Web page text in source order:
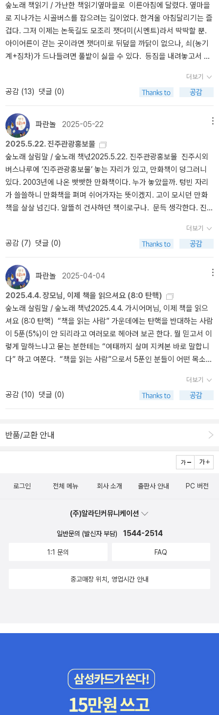
지 보여주는 이야기입니다. 마음을 기울여서 마주하는 여러 사람이
저마다 어떻게 든든히 다리로 서서 즐겁게 손으로 빚고 엮고 가꾸고
짓는지 밝히는 알맹이입니다. ‘한달벌이’란 뭘까요? ‘한해벌이’란 무
엇이지요? 우리는 무엇을 하려고 돈을 벌거나 ‘돈벌자리’를 찾아야 하
는가요? 이 나라는 총칼(전쟁무기·군수산업·자주국방)에 돈을 얼마나
쏟아붓는지요? 이 나라는 갖은 나루터(공항·항구·터미널)에 돈을 얼
까지 ‘서울이 하는 대로’ 따라가고, ‘서울에 있는 대로’ 흉내를 내요. 그
치거나 가꾸는 길은 좀처럼 안 따라가고 안 배우더군요. 이를테면, 이
제 서울 곳곳에서는 ‘빛먼지(빛공해)’라 여겨서 밤에 길불을 줄이는
데, 오히려 시골에서는 길불을 늘립니다. 서울에서는 아이들이 먹는
모둠밥(급식)을 ‘농약 없는 낟알과 푸성귀’로 바꾸어 가는데, 정작 시
골에서는 ‘드론으로 농약 듬뿍 뿌리기’에 나랏돈을 어마어마하게 퍼붓
습니다. 《행복은 먹고자고 기다리고》는 닷걸음을 지나서 엿걸음 이
야기를 앞둡니다. 유난히 몸이 여리고 쉽게 앓는 아가씨가 맞닥뜨릴
고단한 삶길이지만, 고삭부리 아가씨를 둘러싼 마을사람과 일터사람
이 한마음으로 조금씩 짐을 나눕니다. 저마다 짊을 수 있을 만큼 기쁘
게 나눠받아요. 그리고 고삭부리 아가씨가 몸소 하려는 일을 가만히
제성장)을 바라볼 적에는 고삭부리 아가씨나 ‘고삭부리 아가씨 둘레
에서 일손을 거드는 사람’은 이바지를 못 하겠지요. 이와 달리, 돈이
아닌 ‘살림’을 헤아릴 적에는 나란히 서거나 어깨동무를 하면서 모든
하루를 즐거운 어울림마당으로 누리고 나눌 만합니다. 우리나라는 2
025년 6월에 나라지기를 새로 뽑습니다만, 이날은 잔칫날이 아닌 싸
움날 같습니다. 누가 나라지기로 뽑히든 반기고 기뻐하고 손뼉을 치
면서 ‘높낮이 없는’ 틀을 세우도록 목소리를 내야 하지 않을까요? 누
가 뽑히거나 안 뽑히면 ‘일거리가 사라지거나 늘어난다’고 여기면서,
꼭 누가 뽑혀야 한다고 여기거나 누가 뽑히면 안 된다고 몰아세우면,
누구를 나라지기로 뽑더라도 끝없이 싸움판에 미움판에 불바다일 수
밖에 없습니다. 우리가 바라볼 곳은 ‘누구를 세우느냐’일 수 없습니
다. 이러고서 스무살과 서른살은 조금 뒷자리에 서고, 마흔살과 쉰살
라가 새길을 여는 슬기로운 숨빛을 이야기하고 나누고 펴면서 어울려
야 할 노릇이지 싶습니다. 보금자리를 보셔요. 엄마 뜻대로만 이끌든
아빠 뜻대로만 이끌든, 어느 한 사람 목소리대로 이끌면 다 괴롭습니
자독식)’를 걷어치우고서, “내가 나라지기로 뽑히더라도, 벼슬자리
(장관·기관장)는 서로 고르게 나누어서 일을 잘할 만한 사람으로 함께
니다.ㅍㄹㄴ‘드디어 손에 넣은 24시간을 날 위해 쓸 수 있는 기쁨.’ (2
런 말을 해도 앞으로 계속 만나고 싶은 사람과 그렇지 않은 사람이 있
(72쪽)“게다가! 돈을 위해 무리하게 일했다가 몸이 망가져서 치료비
수제비 같잖아.” (114쪽)“이렇게 타인의 컨디션을 배려하면서 요리하
는 거 좋네요. 저는 이제 누군가와 함께 사는 건 상상조차 안 돼서, 금
방 몸에 탈이 나니까, 맨날 저 말고 다른 사람을 생각할 여유가 없거든
요.” (141쪽)“아마 세상에서 제일 맛있는 건, 평소에 먹는 평범한 음
하는 대로인 나”를 못 받아들이는 터라 “못하는 대로인 너”를 못 받아
들인단다. 게다가 “잘하는 나”를 자꾸 쳐다보면 “잘하는 너(남)”를 미
워하거나 싫어해. “함께 잘하는 길”을 외려 안 바란단다. “혼자 잘하
는 길”을 가고픈 나머지, “잘하는 너(둘레·모두)”를 내치거나 물리치
거나 내쫓기까지 하지. 너는 언제나 ‘나(너)’를 바라보고 받아들일 노
아닌 ‘하다’를 봐야지. 무엇을 하고, 왜 하고, 언제 하고, 어떻게 하고,
누구랑 하는 길인지 하나씩 짚으면 돼. 온누리 모든 풀꽃나무를 보겠
니? 2월꽃은 4월이나 6월에 못 펴. 7월꽃은 5월은커녕 3월에 못 피
지. 모든 풀과 꽃과 나무는 “못 피는 철”을 제대로 알면서 ‘필’ 철만 본
단다. 2026.1.24.흙.ㅍㄹㄴ글 : 숲노래·파란놀(최종규). 낱말책을 쓴
다. 《새로 쓰는 말밑 꾸러미 사전》, 《미래세대를 위한 우리말과 문해
력》, 《들꽃내음 따라 걷다가 작은책집을 보았습니다》, 《우리말꽃》,
《쉬운 말이 평화》, 《곁말》, 《책숲마실》, 《우리말 수수께끼 동시》,
《시골에서 살림 짓는 즐거움》, 《이오덕 마음 읽기》을 썼다. blog.nav
er.com/hbooklove
숲노래 책읽기 / 가난한 책읽기옆마을로 이른아침에 달렸다. 옆마을
로 지나가는 시골버스를 잡으려는 길이었다. 한겨울 아침달리기는 즐
겁다. 그저 이제는 논둑길도 모조리 잿더미(시멘트)라서 딱딱할 뿐.
아이어른이 걷는 곳이라면 잿더미로 뒤덮을 까닭이 없으나, 쇠(농기
계+짐차)가 드나들려면 풀밭이 싫을 수 있다. 등짐을 내려놓고서 숨
래를 천천히 옮겨쓴다. 하루에 한두 가지씩 누구나 노래를 쓰고서 읊
고 나눌 수 있으면, 파란별에 늘 파란바람이 싱그러우리라 본다. 놀며
노래하면 된다. 허울(문학+창작+예술)을 벗으면 누구나 노래님이요
노래꽃이다. 허울을 쓰니까 시인에 작가에 예술가이다. 서울로 가는
시외버스는 08:30에 고흥읍에서 움직인다. 나는 시외버스를 코앞에
둘 때까지 09:10으로 잘못 보았다. 09:10은 부산 가는 시외버스인데,
자칫 서울버스를 놓칠 뻔한다. 오늘은 ‘느긋’이 아니라 ‘느림보’였네.
그래도 08:27에 멀쩡하게 잘 탄다. 깡똥소매 한 벌을 챙기려다가 말
았다. 속에 받친 깡똥소매옷은 나달나달하다. 겉에 걸친 긴소매를 벗
어야 할 수 있는데, 아무래도 챙겨야 했지 싶다. 겨울볕이 한창인 낮에
걸을 테고, 겨울은 탈거리(버스+전철)가 모두 후끈할 텐데. 속으로 끙
절(4시간)이 참으로 휙 지나가는구나. 오늘은 맨발이니까 발바닥으
로 길바닥을 차분히 느끼면서 다니자. 느림보 걸음새가 아닌, 느긋이
걸어다니는 하루라면 땀도 덜 나고 덜 더울 마실길일 테지. 걸으면 시
원하고, 버스를 타면 덥다. 버스에서 내려 걷고서 전철을 타자니 또 덥
다. 다시 밖으로 나와서 걸으니 상큼하다. 겨울은 좀 추워서 오들오들
떨어야 하지 않을까. 서울은 겨울에 너무 덥다. 서울은 여름에 너무 추
웠는데. 2025.12.29.ㅍㄹㄴ글 : 숲노래·파란놀(최종규). 낱말책을 쓴
다. 《풀꽃나무 들숲노래 동시 따라쓰기》, 《새로 쓰는 말밑 꾸러미 사
전》, 《미래세대를 위한 우리말과 문해력》, 《들꽃내음 따라 걷다가 작
은책집을 보았습니다》, 《우리말꽃》, 《쉬운 말이 평화》, 《곁말》, 《책
숲마실》, 《우리말 수수께끼 동시》, 《시골에서 살림 짓는 즐거움》,
더보기
공감 (13) 댓글 (0)
파란놀 2025-05-22
2025.5.22. 진주관광홍보물
숲노래 살림말 / 숲노래 책넋2025.5.22. 진주관광홍보물 진주시외
버스나루에 ‘진주관광홍보물’ 놓는 자리가 있고, 만화책이 덩그러니
있다. 2003년에 나온 빳빳한 만화책이다. 누가 놓았을까. 텅빈 자리
가 쓸쓸하니 만화책을 펴며 쉬어가자는 뜻이겠지. 고이 모시던 만화
책을 살살 넘긴다. 알뜰히 건사하던 책이로구나. 문득 생각한다. 진주
길책을 날마다 두 자락씩 사서 이 칸에 놓는다면 참 멋스러우리라 본
다. 오며가며 읽고, 미처 못 읽으면 그냥 버스와 함께 길을 떠나고, 다
읽은 책은 버스마다 있는 그물주머니에 담고. 손길책이 시외버스를
따라서 돌고돈다면, 어느 날 다시 진주로 올 테지. 또는 어느 책을 고
이 품고 싶은 책벌레 곁으로 깃들 수 있다. 헌책집이 있는 모든 고장에
서 이렇게 날마다 두 자락씩 손길책을 놓으면서 여러 사람하고 긴긴
마실길을 떠나 보라고 슬쩍 마음 한 자락 써 볼 수 있기를.ㅍㄹㄴ글 :
숲노래·파란놀(최종규). 낱말책을 쓴다. 《새로 쓰는 말밑 꾸러미 사
전》, 《미래세대를 위한 우리말과 문해력》, 《들꽃내음 따라 걷다가 작
은책집을 보았습니다》, 《우리말꽃》, 《쉬운 말이 평화》, 《곁말》, 《책
숲마실》, 《우리말 수수께끼 동시》, 《시골에서 살림 짓는 즐거움》,
더보기
공감 (7) 댓글 (0)
파란놀 2025-04-04
2025.4.4. 장모님, 이제 책을 읽으셔요 (8:0 탄핵)
숲노래 살림말 / 숲노래 책넋2025.4.4. 가시어머님, 이제 책을 읽으
셔요 (8:0 탄핵) “책을 읽는 사람” 가운데에는 탄핵을 반대하는 사람
이 5푼(5%)이 안 되리라고 여러모로 헤아려 보곤 한다. 뭘 믿고서 이
렇게 말하느냐고 묻는 분한테는 “여태까지 살며 지켜본 바로 말합니
다” 하고 여쭌다. “책을 읽는 사람”으로서 5푼인 분들이 어떤 목소리
읽는 사람”으로서 탄핵을 반대하는 5푼이 있다면, 이분들은 우리 삶
터에서 어느 빈곳을 짚는 눈을 이야기하고 싶다는 뜻일 테니까. 나는
마땅히 100푼으로 9:0이 나오리라 보았다. “어떻게 그렇게 확신하나
일도 조바심을 낼 까닭이 아예 없습니다. 우리는 마땅한 일은 으뜸길
사랑하고 아이들 곁에서 숲살림을 짓는 마음을 펼 노릇입니다.” 하고
다. “책을 읽는 사람”이라서 다 어질지 않고, “책 안 읽는 사람”이라서
안 읽어도 어질다. 바람맛을 모르면서 날씨알림(기상예보)만 쳐다보
람”이란, 날마다 5분이라도 스스로 틈을 내어서 종이책을 차분히 펼
치는 매무새인 사람을 가리킨다. 하루라도 5분이라는 틈을 내지 못
몰아서 하루 내내 읽을 적에도 “책 안 읽는 사람”이다. “책을 읽는 사
곳을 이루는 든든한 기둥이라 여기면서 차분히 이야기로 풀고 품어야
할 일이라고 생각한다. 아직 어리석은 ‘한집사람’과 ‘곁사람’을 생각해
보자. 먼발치에 있는 어리석은 남들은 쳐다보지 말고서, 먼저 우리 가
더보기
공감 (10) 댓글 (0)
반품/교환 안내
로그인 전체 메뉴 회사 소개 출판사 안내 PC 버전
(주)알라딘커뮤니케이션
일반문의 (발신자 부담) 1544-2514
1:1 문의 FAQ
중고매장 위치, 영업시간 안내